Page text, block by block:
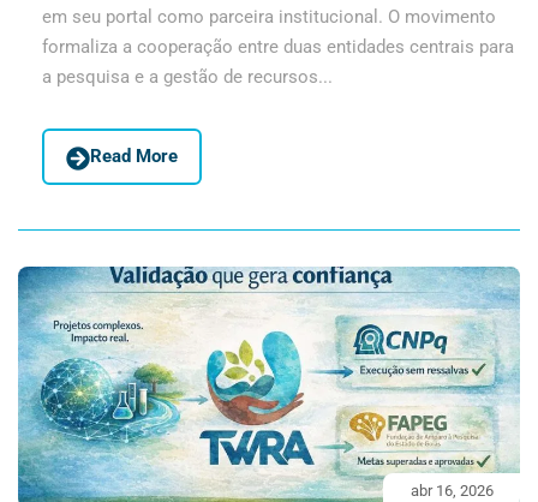
em seu portal como parceira institucional. O movimento
formaliza a cooperação entre duas entidades centrais para
a pesquisa e a gestão de recursos...
Read More
abr 16, 2026